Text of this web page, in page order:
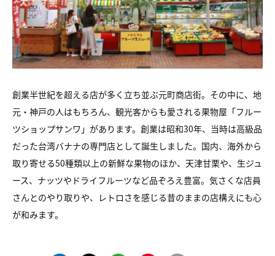
創業半世紀を超える店が多く立ち並ぶ元町商店街。その中に、地
元・神戸の人はもちろん、観光客からも愛される果物屋「フルー
ツショップサンワ」があります。創業は昭和30年、当時は高級品
だった台湾バナナの専門店として誕生しました。国内、海外から
取り寄せる50種類以上の新鮮な果物のほか、天津甘栗や、生ジュ
ース、ナッツやドライフルーツなど品ぞろえ豊富。気さくな店員
さんとのやり取りや、レトロさを感じる昔のままの店構えにも心
が和みます。